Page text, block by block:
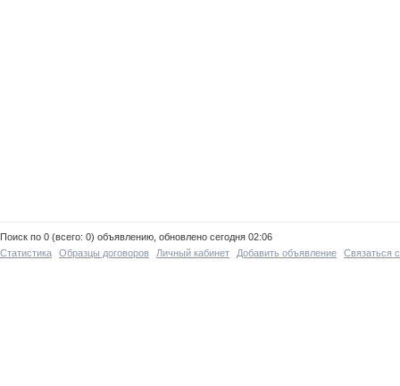
Поиск по 0 (всего: 0) объявлению, обновлено сегодня 02:06
Статистика
Образцы договоров Личный кабинет Добавить объявление Связаться